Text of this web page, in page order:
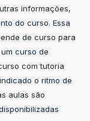
informações,
do curso. Essa
de curso para
curso de
com tutoria
o ritmo de
aulas são